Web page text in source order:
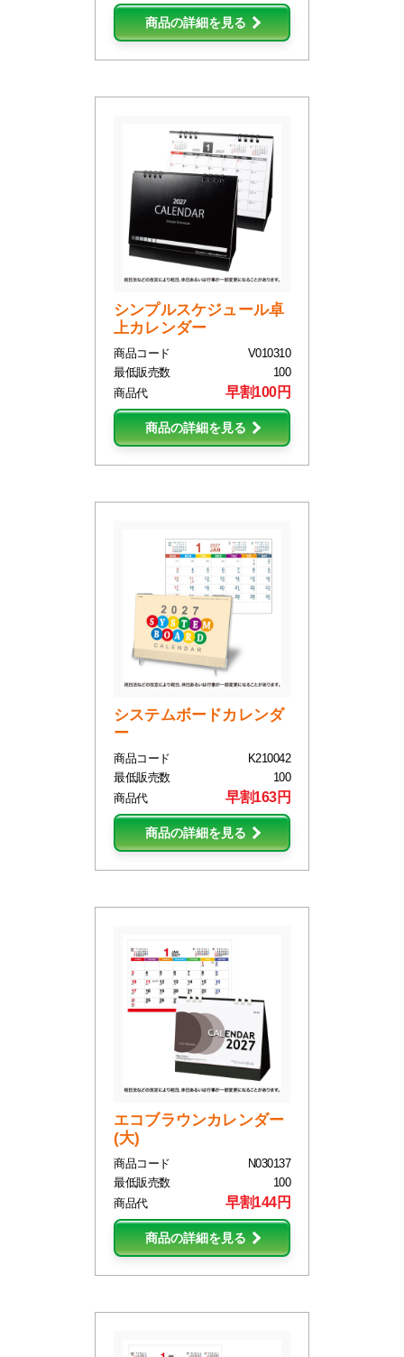
商品の詳細を見る
シンプルスケジュール卓
上カレンダー
商品コード
V010310
最低販売数
100
商品代
早割100円
商品の詳細を見る
システムボードカレンダ
ー
商品コード
K210042
最低販売数
100
商品代
早割163円
商品の詳細を見る
エコブラウンカレンダー
(大)
商品コード
N030137
最低販売数
100
商品代
早割144円
商品の詳細を見る